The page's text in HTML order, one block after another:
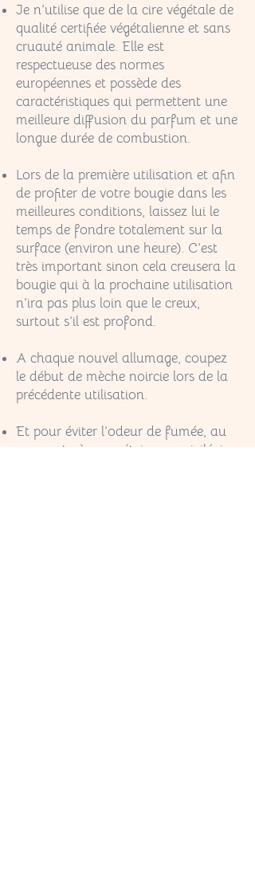
Je n’utilise que de la cire végétale de
qualité certifiée végétalienne et sans
cruauté animale. Elle est
respectueuse des normes
européennes et possède des
caractéristiques qui permettent une
meilleure diffusion du parfum et une
longue durée de combustion.
Lors de la première utilisation et afin
de profiter de votre bougie dans les
meilleures conditions, laissez lui le
temps de fondre totalement sur la
surface (environ une heure). C’est
très important sinon cela creusera la
bougie qui à la prochaine utilisation
n’ira pas plus loin que le creux,
surtout s’il est profond.
A chaque nouvel allumage, coupez
le début de mèche noircie lors de la
précédente utilisation.
Et pour éviter l’odeur de fumée, au
moment où vous éteignez, privilégiez